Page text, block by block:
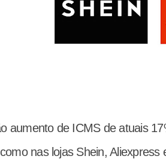
aumento de ICMS de atuais
nas lojas Shein, Aliexpress